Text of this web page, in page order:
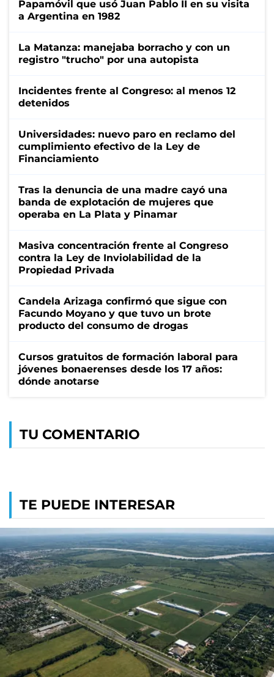
Papamóvil que usó Juan Pablo II en su visita
a Argentina en 1982
La Matanza: manejaba borracho y con un
registro "trucho" por una autopista
Incidentes frente al Congreso: al menos 12
detenidos
Universidades: nuevo paro en reclamo del
cumplimiento efectivo de la Ley de
Financiamiento
Tras la denuncia de una madre cayó una
banda de explotación de mujeres que
operaba en La Plata y Pinamar
Masiva concentración frente al Congreso
contra la Ley de Inviolabilidad de la
Propiedad Privada
Candela Arizaga confirmó que sigue con
Facundo Moyano y que tuvo un brote
producto del consumo de drogas
Cursos gratuitos de formación laboral para
jóvenes bonaerenses desde los 17 años:
dónde anotarse
TU COMENTARIO
TE PUEDE INTERESAR